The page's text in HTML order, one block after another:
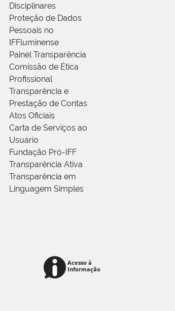
Disciplinares
Proteção de Dados
Pessoais no
IFFluminense
Painel Transparência
Comissão de Ética
Profissional
Transparência e
Prestação de Contas
Atos Oficiais
Carta de Serviços ao
Usuário
Fundação Pró-IFF
Transparência Ativa
Transparência em
Linguagem Simples